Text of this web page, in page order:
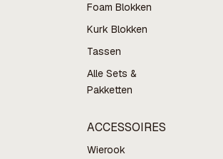
Foam Blokken
Kurk Blokken
Tassen
Alle Sets &
Pakketten
ACCESSOIRES
Wierook